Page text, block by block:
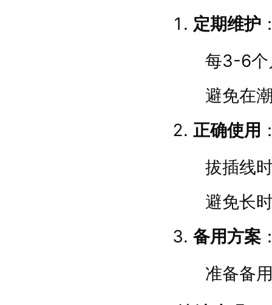
定期维护
每3-6个
避免在
正确使用
拔插线
避免长
备用方案
准备备